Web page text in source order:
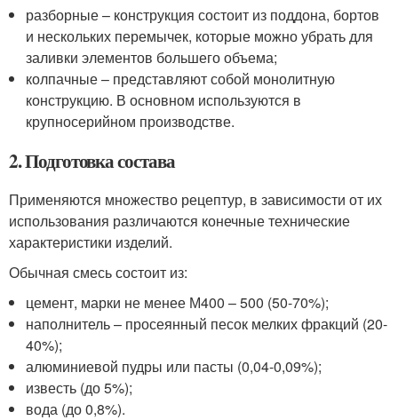
разборные – конструкция состоит из поддона, бортов
и нескольких перемычек, которые можно убрать для
заливки элементов большего объема;
колпачные – представляют собой монолитную
конструкцию. В основном используются в
крупносерийном производстве.
2. Подготовка состава
Применяются множество рецептур, в зависимости от их
использования различаются конечные технические
характеристики изделий.
Обычная смесь состоит из:
цемент, марки не менее М400 – 500 (50-70%);
наполнитель – просеянный песок мелких фракций (20-
40%);
алюминиевой пудры или пасты (0,04-0,09%);
известь (до 5%);
вода (до 0,8%).